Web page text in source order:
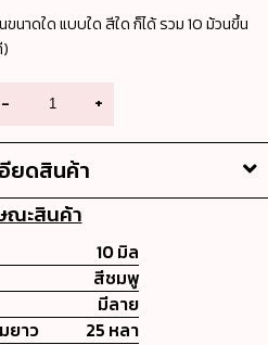
นาดใด แบบใด สีใด ก็ได้ รวม 10 ม้วนขึ้น
- +
ยดสินค้า
ณะสินค้า
10 มิล
สีชมพู
มีลาย
ยาว
25 หลา